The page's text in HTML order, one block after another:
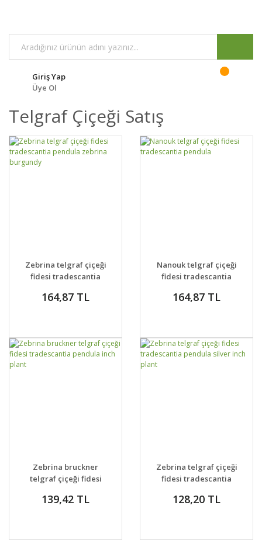
Giriş Yap
Üye Ol
Telgraf Çiçeği Satış
DETAYLAR SEPETE EKLE
Zebrina telgraf çiçeği
fidesi tradescantia
burgundy
164,87 TL
DETAYLAR
VER
Nanouk telgraf çiçeği
fidesi tradescantia
164,87 TL
DETAYLAR
VER
Zebrina bruckner
telgraf çiçeği fidesi
inch plant
139,42 TL
DETAYLAR
VER
Zebrina telgraf çiçeği
fidesi tradescantia
plant
128,20 TL